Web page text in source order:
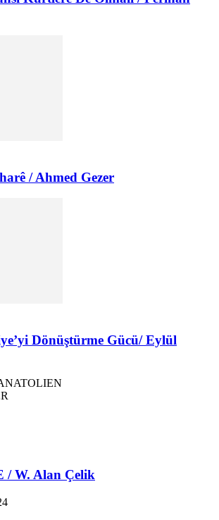
/ Ahmed Gezer
Dönüştürme Gücü/ Eylül
/ W. Alan Çelik